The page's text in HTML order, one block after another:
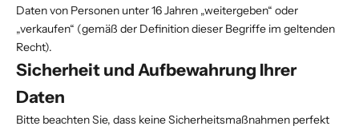
Daten von Personen unter 16 Jahren „weitergeben“ oder
„verkaufen“ (gemäß der Definition dieser Begriffe im geltenden
Recht).
Sicherheit und Aufbewahrung Ihrer
Daten
Bitte beachten Sie, dass keine Sicherheitsmaßnahmen perfekt